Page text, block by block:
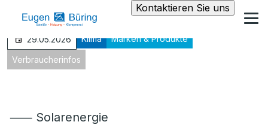
Kontaktieren Sie uns
29.05.2026 Klima Marken & Produkte
Verbraucherinfos
⸺ Solarenergie